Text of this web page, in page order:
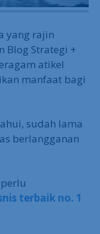
yang rajin
Blog Strategi +
atikel
manfaat bagi
sudah lama
berlangganan
terbaik no. 1